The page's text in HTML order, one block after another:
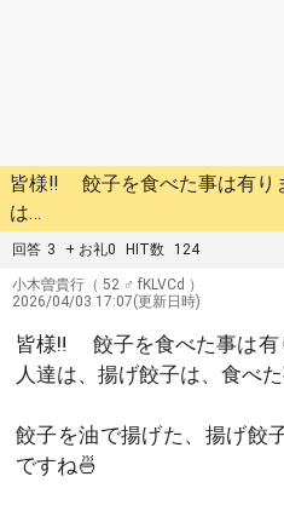
皆様‼️ 餃子を食べた事は有りますか⁉️ 食べた事が有る人達
は…
回答 3 + お礼0 HIT数 124
小木曽貴行 （ 52 ♂ fKLVCd ）
2026/04/03 17:07(更新日時)
皆様‼️ 餃子を食べた事は有
人達は、揚げ餃子は、食べ
餃子を油で揚げた、揚げ餃
ですね🍜